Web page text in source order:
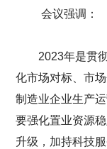
会议强调：
2023年是贯
化市场对标、市
制造业企业生产
要强化置业资源
升级，加持科技